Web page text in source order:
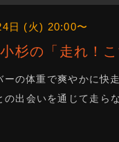
日 (火) 20:00〜
杉の「走れ！
の体重で爽やかに快
の出会いを通じて走ら